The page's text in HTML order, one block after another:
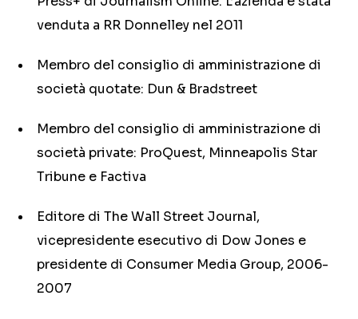
venduta a RR Donnelley nel 2011
Membro del consiglio di amministrazione di
società quotate: Dun & Bradstreet
Membro del consiglio di amministrazione di
società private: ProQuest, Minneapolis Star
Tribune e Factiva
Editore di The Wall Street Journal,
vicepresidente esecutivo di Dow Jones e
presidente di Consumer Media Group, 2006-
2007